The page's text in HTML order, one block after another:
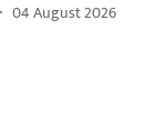
04 August 2026